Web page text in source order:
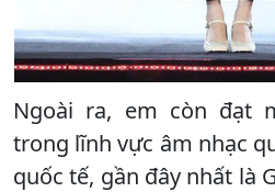
Ngoài ra, em còn đạt
trong lĩnh vực âm nhạc
quốc tế, gần đây nhất là